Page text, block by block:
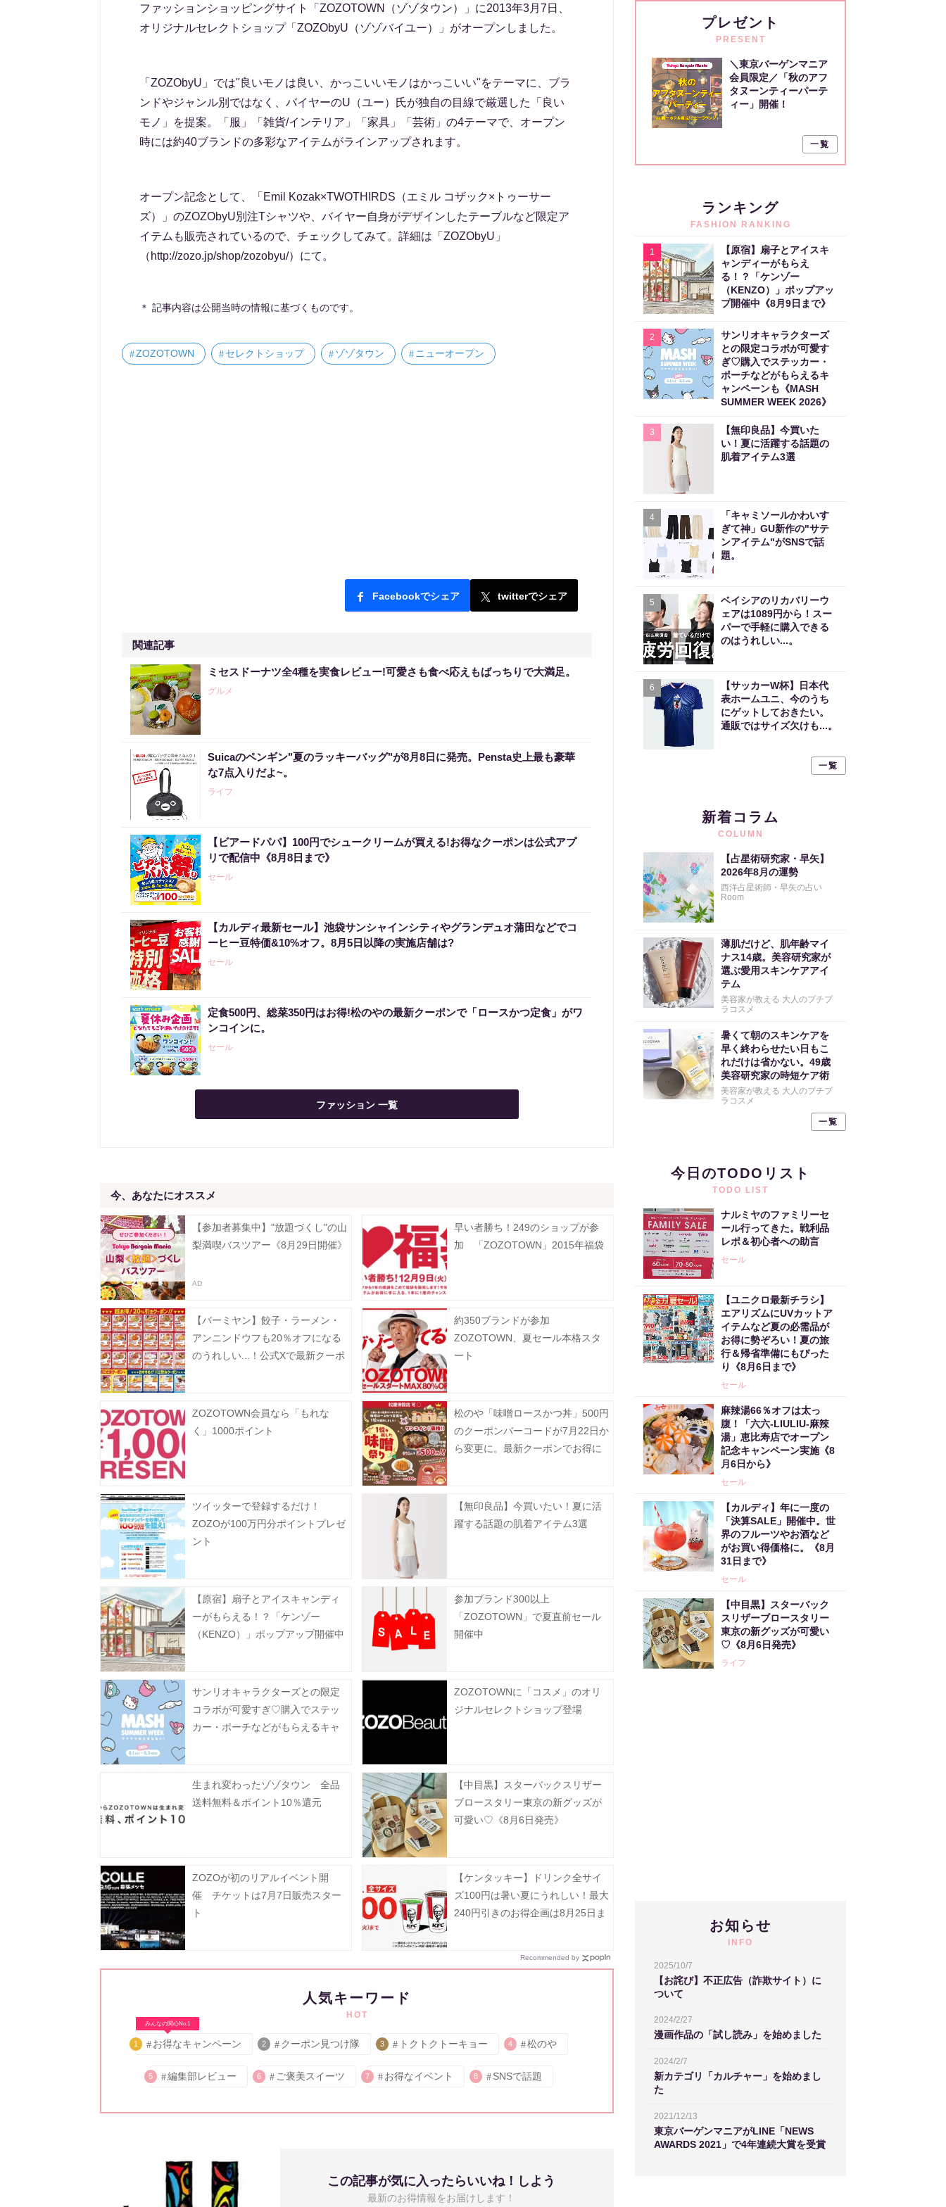
ファッションショッピングサイト「ZOZOTOWN（ゾゾタウン）」に2013年3月7日、
オリジナルセレクトショップ「ZOZObyU（ゾゾバイユー）」がオープンしました。
「ZOZObyU」では"良いモノは良い、かっこいいモノはかっこいい"をテーマに、ブラ
ンドやジャンル別ではなく、バイヤーのU（ユー）氏が独自の目線で厳選した「良い
モノ」を提案。「服」「雑貨/インテリア」「家具」「芸術」の4テーマで、オープン
時には約40ブランドの多彩なアイテムがラインアップされます。
オープン記念として、「Emil Kozak×TWOTHIRDS（エミル コザック×トゥーサー
ズ）」のZOZObyU別注Tシャツや、バイヤー自身がデザインしたテーブルなど限定ア
イテムも販売されているので、チェックしてみて。詳細は「ZOZObyU」
（http://zozo.jp/shop/zozobyu/）にて。
＊ 記事内容は公開当時の情報に基づくものです。
ZOZOTOWN セレクトショップ ゾゾタウン ニューオープン
Facebookでシェア twitterでシェア
関連記事
ミセスドーナツ全4種を実食レビュー!可愛さも食べ応えもばっちりで大満足。
グルメ
Suicaのペンギン"夏のラッキーバッグ"が8月8日に発売。Pensta史上最も豪華
な7点入りだよ~。
ライフ
【ビアードパパ】100円でシュークリームが買える!お得なクーポンは公式アプ
リで配信中《8月8日まで》
セール
【カルディ最新セール】池袋サンシャインシティやグランデュオ蒲田などでコ
ーヒー豆特価&10%オフ。8月5日以降の実施店舗は?
セール
定食500円、総菜350円はお得!松のやの最新クーポンで「ロースかつ定食」がワ
ンコインに。
セール
ファッション 一覧
今、あなたにオススメ
【参加者募集中】"放題づくし"の山
梨満喫バスツアー《8月29日開催》
早い者勝ち！249のショップが参
加 「ZOZOTOWN」2015年福袋
【バーミヤン】餃子・ラーメン・
アンニンドウフも20％オフになる
のうれしい...！公式Xで最新クーポ
約350ブランドが参加
ZOZOTOWN、夏セール本格スタ
ート
ZOZOTOWN会員なら「もれな
く」1000ポイント
松のや「味噌ロースかつ丼」500円
のクーポンバーコードが7月22日か
ら変更に。最新クーポンでお得に
ツイッターで登録するだけ！
ZOZOが100万円分ポイントプレゼ
ント
【無印良品】今買いたい！夏に活
躍する話題の肌着アイテム3選
【原宿】扇子とアイスキャンディ
ーがもらえる！？「ケンゾー
（KENZO）」ポップアップ開催中
参加ブランド300以上
「ZOZOTOWN」で夏直前セール
開催中
サンリオキャラクターズとの限定
コラボが可愛すぎ♡購入でステッ
カー・ポーチなどがもらえるキャ
ZOZOTOWNに「コスメ」のオリ
ジナルセレクトショップ登場
生まれ変わったゾゾタウン 全品
送料無料＆ポイント10％還元
【中目黒】スターバックスリザー
ブロースタリー東京の新グッズが
可愛い♡《8月6日発売》
ZOZOが初のリアルイベント開
催 チケットは7月7日販売スター
ト
【ケンタッキー】ドリンク全サイ
ズ100円は暑い夏にうれしい！最大
240円引きのお得企画は8月25日ま
Recommended by
人気キーワード
HOT
みんなの関心No.1
1 お得なキャンペーン 2 クーポン見つけ隊 3 トクトクトーキョー 4 松のや
5 編集部レビュー 6 ご褒美スイーツ 7 お得なイベント 8 SNSで話題
この記事が気に入ったらいいね！しよう
最新のお得情報をお届けします！
プレゼント
PRESENT
＼東京バーゲンマニア
会員限定／「秋のアフ
タヌーンティーパーテ
ィー」開催！
一覧
ランキング
FASHION RANKING
1
【原宿】扇子とアイスキ
ャンディーがもらえ
る！？「ケンゾー
（KENZO）」ポップアッ
プ開催中《8月9日まで》
2
サンリオキャラクターズ
との限定コラボが可愛す
ぎ♡購入でステッカー・
ポーチなどがもらえるキ
ャンペーンも《MASH
SUMMER WEEK 2026》
3
【無印良品】今買いた
い！夏に活躍する話題の
肌着アイテム3選
4
「キャミソールかわいす
ぎて神」GU新作の"サテ
ンアイテム"がSNSで話
題。
5
ベイシアのリカバリーウ
ェアは1089円から！スー
パーで手軽に購入できる
のはうれしい...。
6
【サッカーW杯】日本代
表ホームユニ、今のうち
にゲットしておきたい。
通販ではサイズ欠けも...。
一覧
新着コラム
COLUMN
【占星術研究家・早矢】
2026年8月の運勢
西洋占星術師・早矢の占い
Room
薄肌だけど、肌年齢マイ
ナス14歳。美容研究家が
選ぶ愛用スキンケアアイ
テム
美容家が教える 大人のプチプ
ラコスメ
暑くて朝のスキンケアを
早く終わらせたい日もこ
れだけは省かない。49歳
美容研究家の時短ケア術
美容家が教える 大人のプチプ
ラコスメ
一覧
今日のTODOリスト
TODO LIST
ナルミヤのファミリーセ
ール行ってきた。戦利品
レポ＆初心者への助言
セール
【ユニクロ最新チラシ】
エアリズムにUVカットア
イテムなど夏の必需品が
お得に勢ぞろい！夏の旅
行＆帰省準備にもぴった
り《8月6日まで》
セール
麻辣湯66％オフは太っ
腹！「六六-LIULIU-麻辣
湯」恵比寿店でオープン
記念キャンペーン実施《8
月6日から》
セール
【カルディ】年に一度の
「決算SALE」開催中。世
界のフルーツやお酒など
がお買い得価格に。《8月
31日まで》
セール
【中目黒】スターバック
スリザーブロースタリー
東京の新グッズが可愛い
♡《8月6日発売》
ライフ
お知らせ
INFO
2025/10/7
【お詫び】不正広告（詐欺サイト）に
ついて
2024/2/27
漫画作品の「試し読み」を始めました
2024/2/7
新カテゴリ「カルチャー」を始めまし
た
2021/12/13
東京バーゲンマニアがLINE「NEWS
AWARDS 2021」で4年連続大賞を受賞